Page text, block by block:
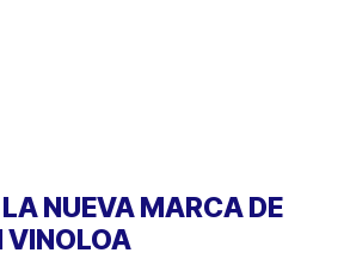
NUEVA MARCA DE
VINOLOA